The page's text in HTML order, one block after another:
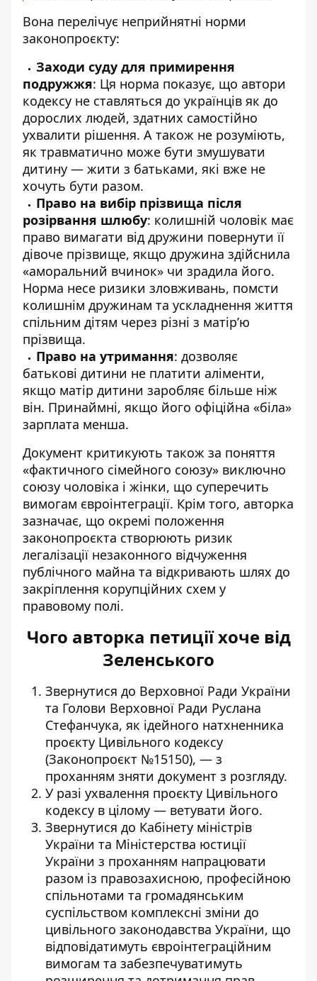
Вона перелічує неприйнятні норми
законопроєкту:
Заходи суду для примирення
подружжя: Ця норма показує, що автори
кодексу не ставляться до українців як до
дорослих людей, здатних самостійно
ухвалити рішення. А також не розуміють,
як травматично може бути змушувати
дитину — жити з батьками, які вже не
хочуть бути разом.
Право на вибір прізвища після
розірвання шлюбу: колишній чоловік має
право вимагати від дружини повернути її
дівоче прізвище, якщо дружина здійснила
«аморальний вчинок» чи зрадила його.
Норма несе ризики зловживань, помсти
колишнім дружинам та ускладнення життя
спільним дітям через різні з матір’ю
прізвища.
Право на утримання: дозволяє
батькові дитини не платити аліменти,
якщо матір дитини заробляє більше ніж
він. Принаймні, якщо його офіційна «біла»
зарплата менша.
Документ критикують також за поняття
«фактичного сімейного союзу» виключно
союзу чоловіка і жінки, що суперечить
вимогам євроінтеграції. Крім того, авторка
зазначає, що окремі положення
законопроєкта створюють ризик
легалізації незаконного відчуження
публічного майна та відкривають шлях до
закріплення корупційних схем у
правовому полі.
Чого авторка петиції хоче від
Зеленського
Звернутися до Верховної Ради України
та Голови Верховної Ради Руслана
Стефанчука, як ідейного натхненника
проєкту Цивільного кодексу
(Законопроєкт №15150), — з
проханням зняти документ з розгляду.
У разі ухвалення проєкту Цивільного
кодексу в цілому — ветувати його.
Звернутися до Кабінету міністрів
України та Міністерства юстиції
України з проханням напрацювати
разом із правозахисною, професійною
спільнотами та громадянським
суспільством комплексні зміни до
цивільного законодавства України, що
відповідатимуть євроінтеграційним
вимогам та забезпечуватимуть